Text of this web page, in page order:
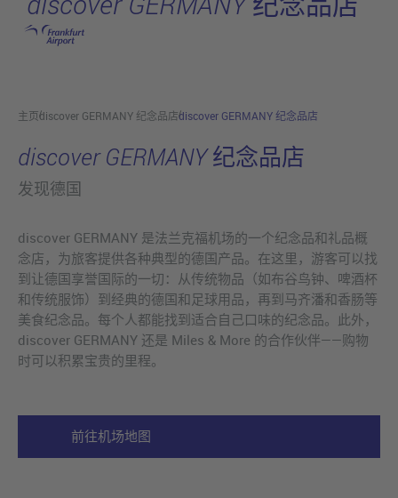
跳转至主页
主页discover GERMANY 纪念品店discover GERMANY 纪念品店
discover GERMANY 纪念品店
发现德国
discover GERMANY 是法兰克福机场的一个纪念品和礼品概
念店，为旅客提供各种典型的德国产品。在这里，游客可以找
到让德国享誉国际的一切：从传统物品（如布谷鸟钟、啤酒杯
和传统服饰）到经典的德国和足球用品，再到马齐潘和香肠等
美食纪念品。每个人都能找到适合自己口味的纪念品。此外，
discover GERMANY 还是 Miles & More 的合作伙伴——购物
时可以积累宝贵的里程。
前往机场地图